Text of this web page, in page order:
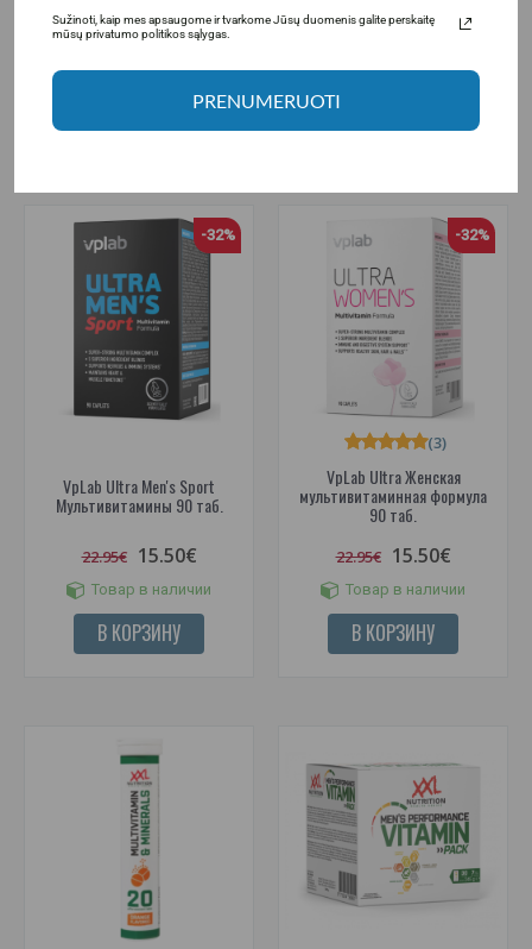
59.95€
Товар в наличии
59.95€
Товар в наличии
-32%
VpLab Ultra Men's Sport
Мультивитамины 90 таб.
22.95€ 15.50€
Товар в наличии
В КОРЗИНУ
-32%
VpLab Ultra Женская
мультивитаминная формула
90 таб.
(3)
22.95€ 15.50€
Товар в наличии
В КОРЗИНУ
Sužinoti, kaip mes apsaugome ir tvarkome Jūsų duomenis galite perskaitę
mūsų privatumo politikos sąlygas.
PRENUMERUOTI